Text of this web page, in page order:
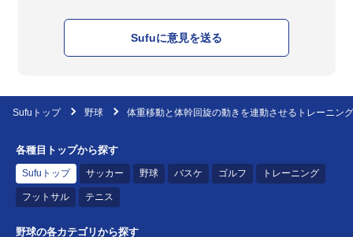
Sufuに意見を送る
Sufuトップ 野球 体重移動と体幹回旋の動きを連動させるトレーニング
各種目トップから探す
Sufuトップ サッカー 野球 バスケ ゴルフ トレーニング
フットサル テニス
野球の各カテゴリから探す